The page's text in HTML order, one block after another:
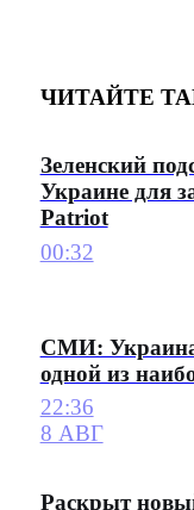
ЧИТАЙТЕ
Зеленский
Украине для
Patriot
00:32
СМИ: Украина
одной из
22:36
8 АВГ
Раскрыт